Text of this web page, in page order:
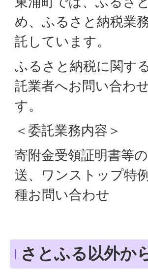
め、ふるさと納税業
託しています。
ふるさと納税に関す
託業者へお問い合わ
す。
＜委託業務内容＞
寄附金受領証明書等
送、ワンストップ特
種お問い合わせ
さとふる以外か